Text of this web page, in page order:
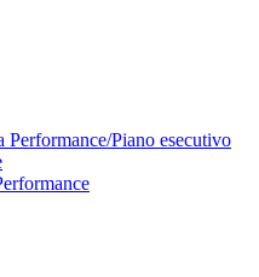
Performance/Piano esecutivo